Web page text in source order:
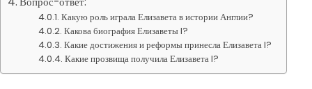
Какую роль играла Елизавета в истории Англии?
Какова биография Елизаветы I?
Какие достижения и реформы принесла Елизавета I?
Какие прозвища получила Елизавета I?